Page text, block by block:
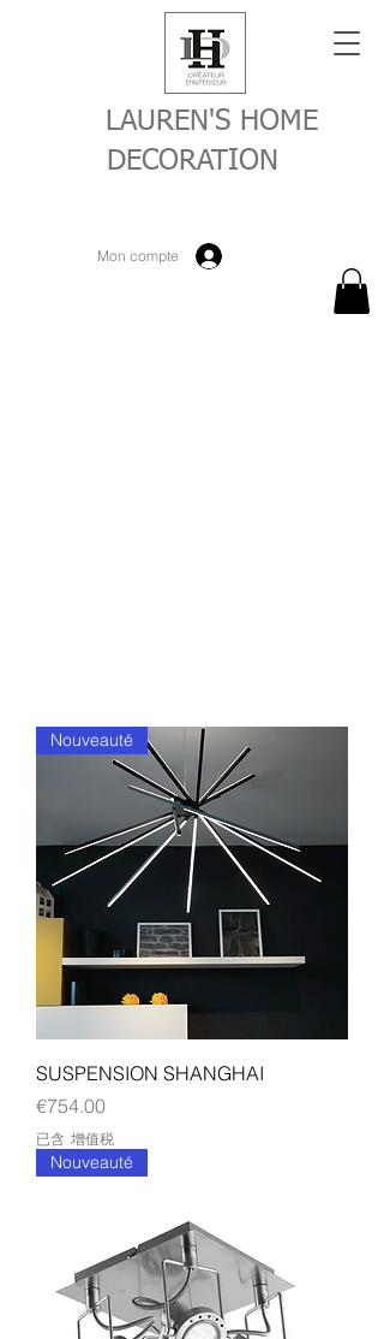
LAUREN'S HOME
DECORATION
Mon compte
Nouveauté
SUSPENSION SHANGHAI
價格
€754.00
已含 增值税
Nouveauté